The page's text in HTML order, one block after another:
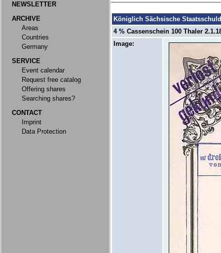
NEWSLETTER
ARCHIVE
Areas
Countries
Germany
SERVICE
Event calendar
Request free catalog
Offering shares
Searching shares?
CONTACT
Imprint
Data Protection
Königlich Sächsische
4 % Cassenschein 100 Thaler
Image: